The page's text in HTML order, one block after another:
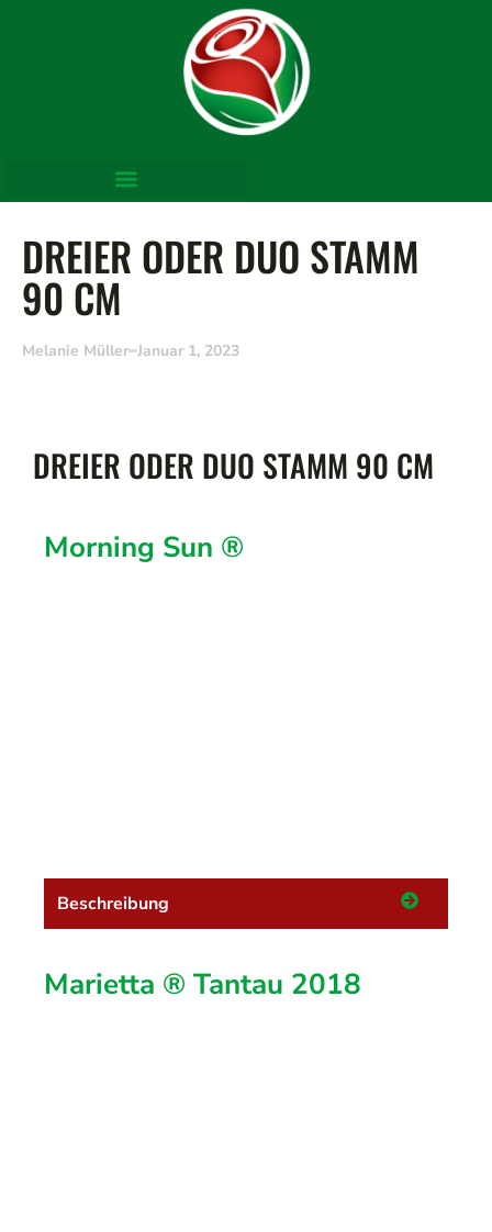
DREIER ODER DUO STAMM
90 CM
Melanie Müller Januar 1, 2023
DREIER ODER DUO STAMM 90 CM
Morning Sun ®
Beschreibung
Marietta ® Tantau 2018